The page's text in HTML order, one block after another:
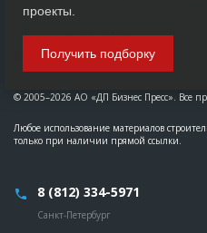
© 2005–2026 АО «ДП Бизнес Пресс». Все
Любое использование материалов
только при наличии прямой ссылки.
8 (812) 334-5971
Санкт-Петербург
проекты.
Получить подборку